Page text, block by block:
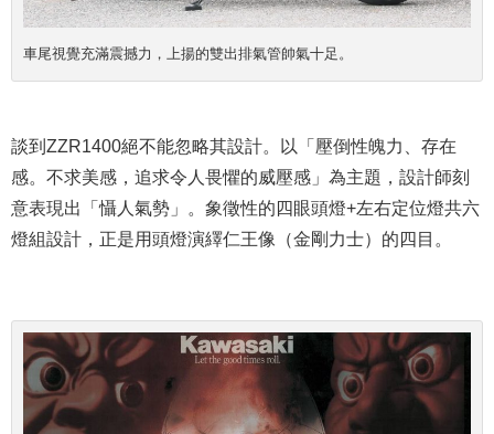
車尾視覺充滿震撼力，上揚的雙出排氣管帥氣十足 。
談到ZZR1400絕不能忽略其設計。以「壓倒性魄力、存在
感。不求美感，追求令人畏懼的威壓感」為主題，設計師刻
意表現出「懾人氣勢」。象徵性的四眼頭燈+左右定位燈共六
燈組設計，正是用頭燈演繹仁王像（金剛力士）的四目。